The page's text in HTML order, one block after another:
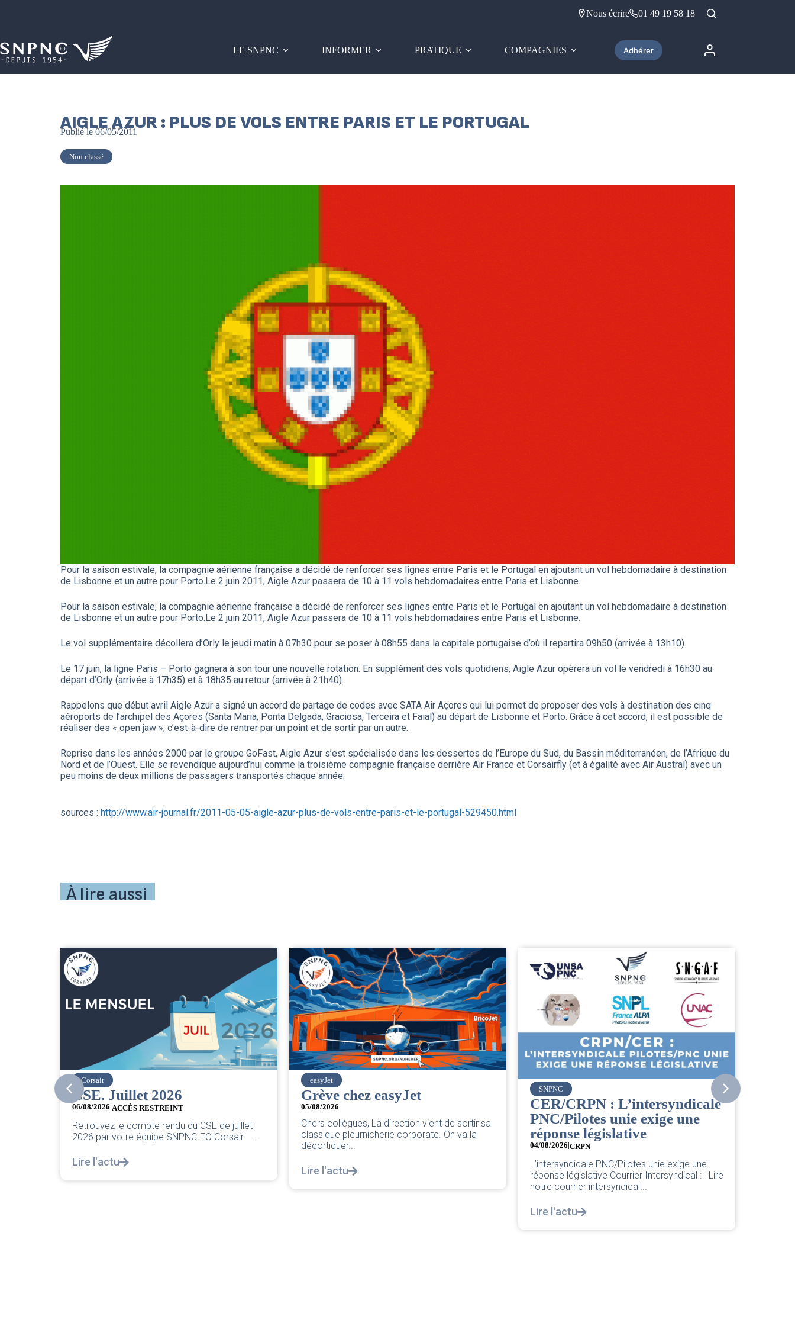
Nous écrire 01 49 19 58 18
LE SNPNC INFORMER PRATIQUE COMPAGNIES Adhérer
AIGLE AZUR : PLUS DE VOLS ENTRE PARIS ET LE PORTUGAL
Publié le 06/05/2011
Non classé
Pour la saison estivale, la compagnie aérienne française a décidé de renforcer ses lignes entre Paris et le Portugal en ajoutant un vol hebdomadaire à destination
de Lisbonne et un autre pour Porto.Le 2 juin 2011, Aigle Azur passera de 10 à 11 vols hebdomadaires entre Paris et Lisbonne.
Pour la saison estivale, la compagnie aérienne française a décidé de renforcer ses lignes entre Paris et le Portugal en ajoutant un vol hebdomadaire à destination
de Lisbonne et un autre pour Porto.Le 2 juin 2011, Aigle Azur passera de 10 à 11 vols hebdomadaires entre Paris et Lisbonne.
Le vol supplémentaire décollera d’Orly le jeudi matin à 07h30 pour se poser à 08h55 dans la capitale portugaise d’où il repartira 09h50 (arrivée à 13h10).
Le 17 juin, la ligne Paris – Porto gagnera à son tour une nouvelle rotation. En supplément des vols quotidiens, Aigle Azur opèrera un vol le vendredi à 16h30 au
départ d’Orly (arrivée à 17h35) et à 18h35 au retour (arrivée à 21h40).
Rappelons que début avril Aigle Azur a signé un accord de partage de codes avec SATA Air Açores qui lui permet de proposer des vols à destination des cinq
aéroports de l’archipel des Açores (Santa Maria, Ponta Delgada, Graciosa, Terceira et Faial) au départ de Lisbonne et Porto. Grâce à cet accord, il est possible de
réaliser des « open jaw », c’est-à-dire de rentrer par un point et de sortir par un autre.
Reprise dans les années 2000 par le groupe GoFast, Aigle Azur s’est spécialisée dans les dessertes de l’Europe du Sud, du Bassin méditerranéen, de l’Afrique du
Nord et de l’Ouest. Elle se revendique aujourd’hui comme la troisième compagnie française derrière Air France et Corsairfly (et à égalité avec Air Austral) avec un
peu moins de deux millions de passagers transportés chaque année.
sources : http://www.air-journal.fr/2011-05-05-aigle-azur-plus-de-vols-entre-paris-et-le-portugal-529450.html
À lire aussi
Corsair
CSE. Juillet 2026
06/08/2026|ACCÈS RESTREINT
Retrouvez le compte rendu du CSE de juillet
2026 par votre équipe SNPNC-FO Corsair. ...
Lire l'actu
easyJet
Grève chez easyJet
05/08/2026
Chers collègues, La direction vient de sortir sa
classique pleurnicherie corporate. On va la
décortiquer...
Lire l'actu
SNPNC
CER/CRPN : L’intersyndicale
PNC/Pilotes unie exige une
réponse législative
04/08/2026|CRPN
L’intersyndicale PNC/Pilotes unie exige une
réponse législative Courrier Intersyndical : Lire
notre courrier intersyndical...
Lire l'actu